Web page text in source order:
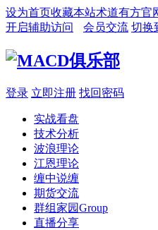
设为首页收藏本站术道有方官
开启辅助访问
会员交流 切换
登录 立即注册 找回密码
实战看盘
技术分析
波浪理论
江恩理论
缠中说缠
期货交流
群组家园Group
直播分享